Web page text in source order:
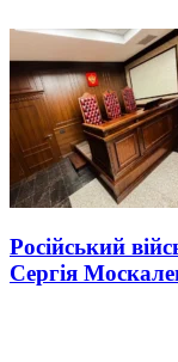
Російський
Сергія